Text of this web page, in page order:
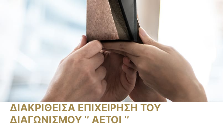
ΔΙΑΚΡΙΘΕΙΣΑ ΕΠΙΧΕΙΡΗΣΗ ΤΟΥ
ΔΙΑΓΩΝΙΣΜΟΥ ‘’ ΑΕΤΟΙ ‘’